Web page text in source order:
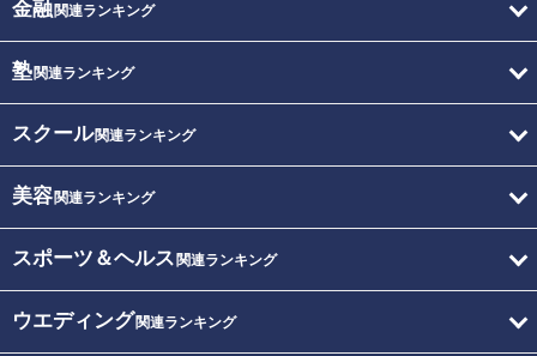
金融関連ランキング
塾関連ランキング
スクール関連ランキング
美容関連ランキング
スポーツ＆ヘルス 関連ランキング
ウエディング関連ランキング